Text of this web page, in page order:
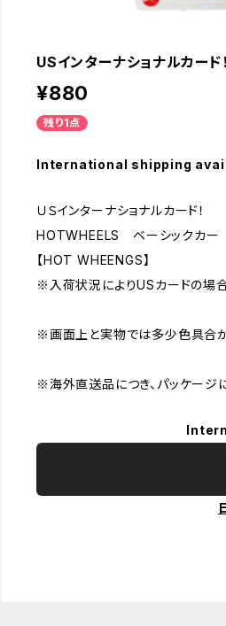
USインターナショナルカー
¥880
残り1点
International shipping
ＵＳインターナショナルカード！
HOTWHEELS ベーシックカー
【HOT WHEENGS】
※入荷状況によりUSカードの場
※画面上と実物では多少色具合が
※海外直送品につき、パッケージ